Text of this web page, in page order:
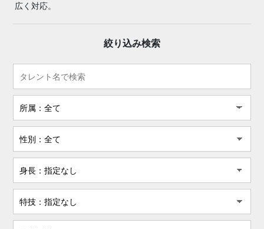
広く対応。
絞り込み検索